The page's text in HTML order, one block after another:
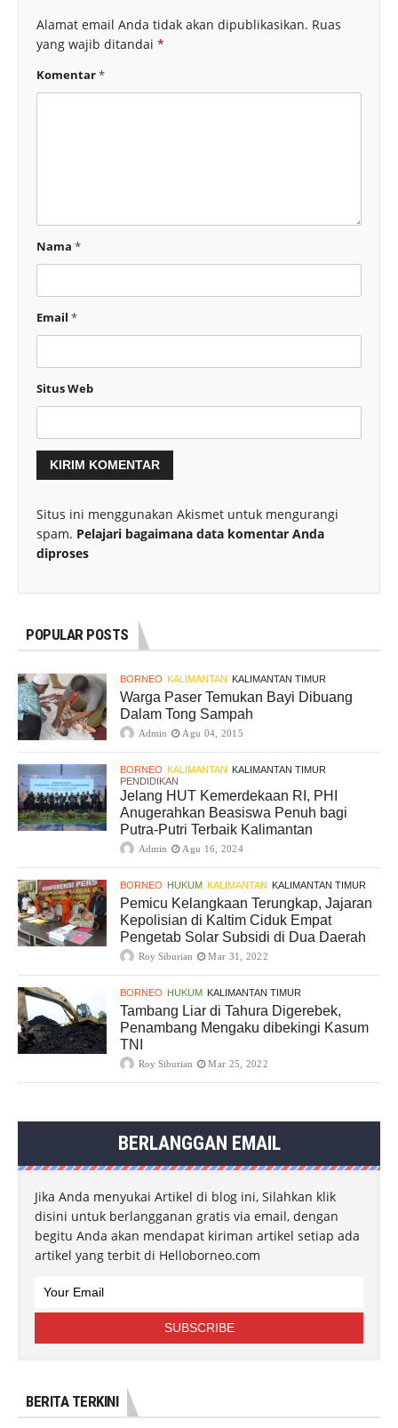
Alamat email Anda tidak akan dipublikasikan. Ruas
yang wajib ditandai *
Komentar*
Nama *
Email *
Situs Web
Situs ini menggunakan Akismet untuk mengurangi
spam. Pelajari bagaimana data komentar Anda
diproses
POPULAR POSTS
BORNEO KALIMANTAN KALIMANTAN TIMUR
Warga Paser Temukan Bayi Dibuang
Dalam Tong Sampah
Admin Agu 04, 2015
BORNEO KALIMANTAN KALIMANTAN TIMUR
PENDIDIKAN
Jelang HUT Kemerdekaan RI, PHI
Anugerahkan Beasiswa Penuh bagi
Putra-Putri Terbaik Kalimantan
Admin Agu 16, 2024
BORNEO HUKUM KALIMANTAN KALIMANTAN TIMUR
Pemicu Kelangkaan Terungkap, Jajaran
Kepolisian di Kaltim Ciduk Empat
Pengetab Solar Subsidi di Dua Daerah
Roy Siburian Mar 31, 2022
BORNEO HUKUM KALIMANTAN TIMUR
Tambang Liar di Tahura Digerebek,
Penambang Mengaku dibekingi Kasum
TNI
Roy Siburian Mar 25, 2022
BERLANGGAN EMAIL
Jika Anda menyukai Artikel di blog ini, Silahkan klik
disini untuk berlangganan gratis via email, dengan
begitu Anda akan mendapat kiriman artikel setiap ada
artikel yang terbit di Helloborneo.com
BERITA TERKINI